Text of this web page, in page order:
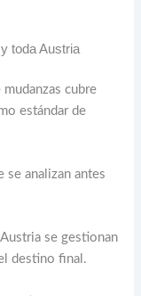
toda Austria
cubre
estándar de
se analizan antes
se gestionan
destino final.